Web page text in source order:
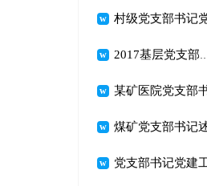
村级党支部书记党建工作个人述职报
2017基层党支部书记述职报告范文
某矿医院党支部书记述职报
煤矿党支部书记述职报告范
党支部书记党建工作述职报告【三篇